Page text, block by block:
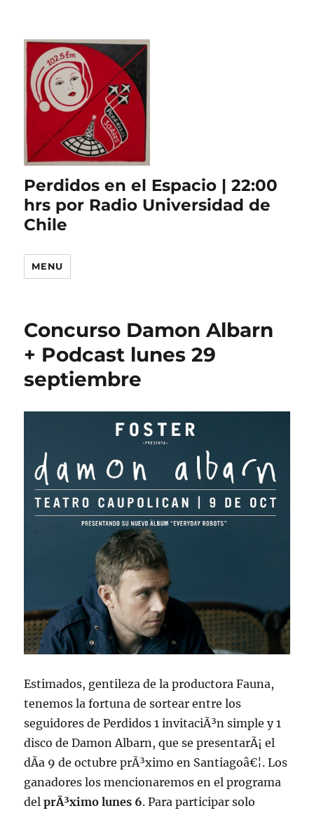
Perdidos en el Espacio | 22:00
hrs por Radio Universidad de
Chile
MENU
Concurso Damon Albarn
+ Podcast lunes 29
septiembre
Estimados, gentileza de la productora Fauna,
tenemos la fortuna de sortear entre los
seguidores de Perdidos 1 invitaciÃ³n simple y 1
disco de Damon Albarn, que se presentarÃ¡ el
dÃ­a 9 de octubre prÃ³ximo en Santiagoâ€¦. Los
ganadores los mencionaremos en el programa
delprÃ³ximo lunes 6. Para participar solo